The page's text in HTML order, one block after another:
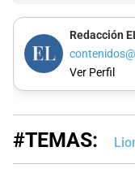
Redacción
Ver Perfil
#TEMAS: